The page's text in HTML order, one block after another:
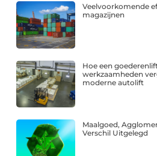
Veelvoorkomende
magazijnen
Hoe een
werkzaamheden
moderne autolift
Maalgoed,
Verschil Uitgelegd